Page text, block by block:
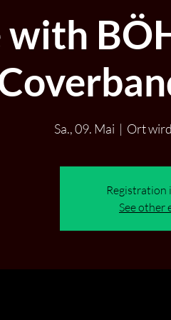
with
Sa., 09. Mai
  |
Ort
Registration
See other